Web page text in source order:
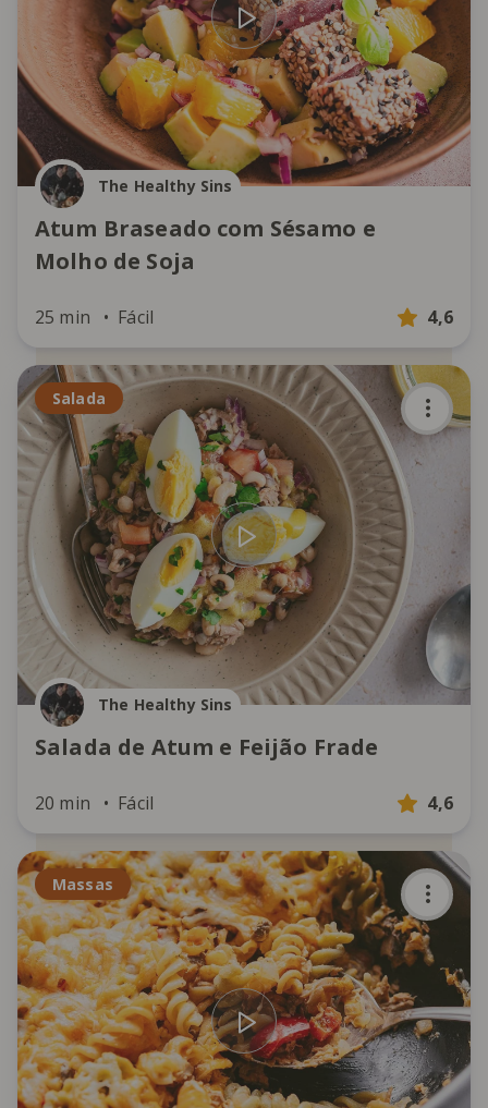
The Healthy Sins
Atum Braseado com Sésamo e
Molho de Soja
25 min Fácil 4,6
Salada
The Healthy Sins
Salada de Atum e Feijão Frade
20 min Fácil 4,6
Massas